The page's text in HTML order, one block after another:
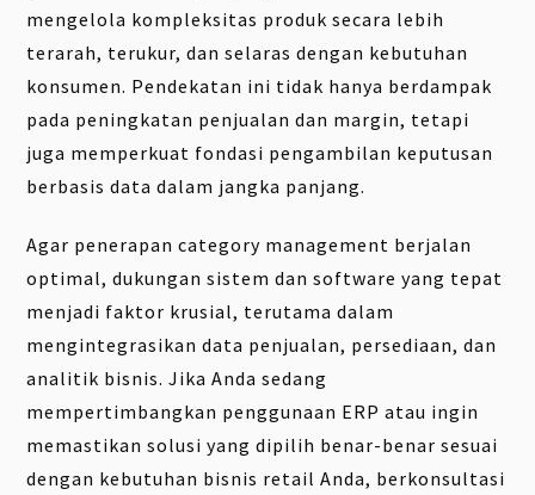
mengelola kompleksitas produk secara lebih
terarah, terukur, dan selaras dengan kebutuhan
konsumen. Pendekatan ini tidak hanya berdampak
pada peningkatan penjualan dan margin, tetapi
juga memperkuat fondasi pengambilan keputusan
berbasis data dalam jangka panjang.
Agar penerapan category management berjalan
optimal, dukungan sistem dan software yang tepat
menjadi faktor krusial, terutama dalam
mengintegrasikan data penjualan, persediaan, dan
analitik bisnis. Jika Anda sedang
mempertimbangkan penggunaan ERP atau ingin
memastikan solusi yang dipilih benar-benar sesuai
dengan kebutuhan bisnis retail Anda, berkonsultasi